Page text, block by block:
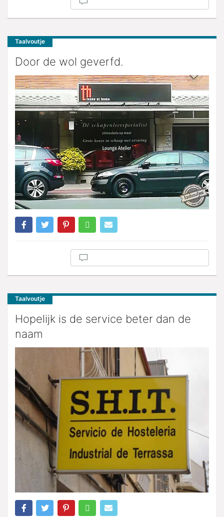
Taalvoutje
Door de wol geverfd.
Taalvoutje
Hopelijk is de service beter dan de
naam